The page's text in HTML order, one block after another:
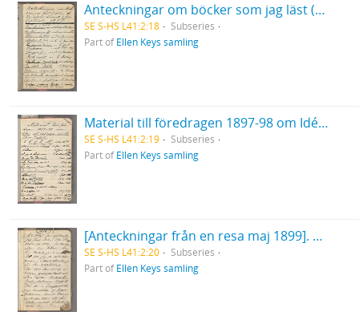
Anteckningar om böcker som jag läst (utom de till arbetet hörande) från september 1897.
SE S-HS L41:2:18
Subseries
Part ofEllen Keys samling
Material till föredragen 1897-98 om Idéer och salonger under 1700-talet.
SE S-HS L41:2:19
Subseries
Part ofEllen Keys samling
[Anteckningar från en resa maj 1899]. Blad i början och slutet utskurna.
SE S-HS L41:2:20
Subseries
Part ofEllen Keys samling